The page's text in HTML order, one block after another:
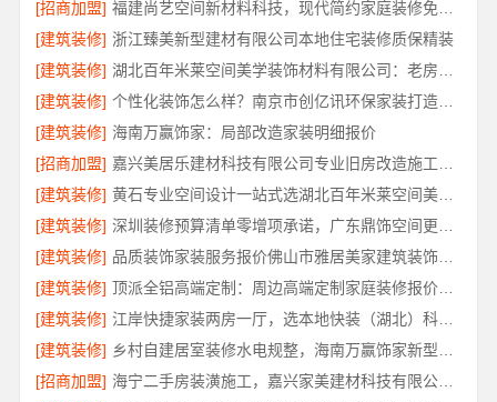
[招商加盟]
[建筑装修] 浙江臻美新型建材有限公司本地住宅装修质保精装
[建筑装修]
[建筑装修]
个性化装饰怎么样？南京市创亿讯环保家装打造理想家
[建筑装修] 海南万赢饰家：局部改造家装明细报价
[招商加盟]
[建筑装修]
黄石专业空间设计一站式选湖北百年米莱空间美学装饰材料有限公司
[建筑装修]
[建筑装修]
品质装饰家装服务报价佛山市雅居美家建筑装饰工程有限公司
[建筑装修]
顶派全铝高端定制：周边高端定制家庭装修报价明细
[建筑装修]
江岸快捷家装两房一厅，选本地快装（湖北）科技有限公司
[建筑装修]
[招商加盟]
海宁二手房装潢施工，嘉兴家美建材科技有限公司全案服务